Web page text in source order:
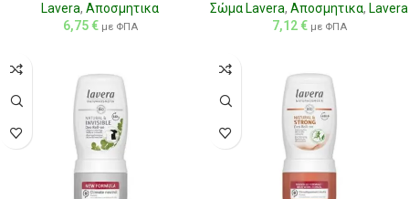
Lavera, Αποσμητικα
6,75€ με ΦΠΑ
Σώμα Lavera, Αποσμητικα, Lavera
7,12€ με ΦΠΑ